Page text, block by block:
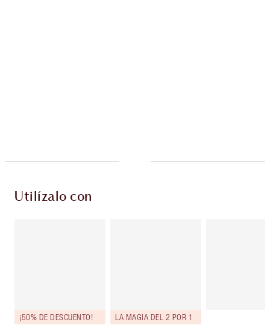
Utilízalo con
¡50% DE DESCUENTO! LA MAGIA DEL 2 POR 1